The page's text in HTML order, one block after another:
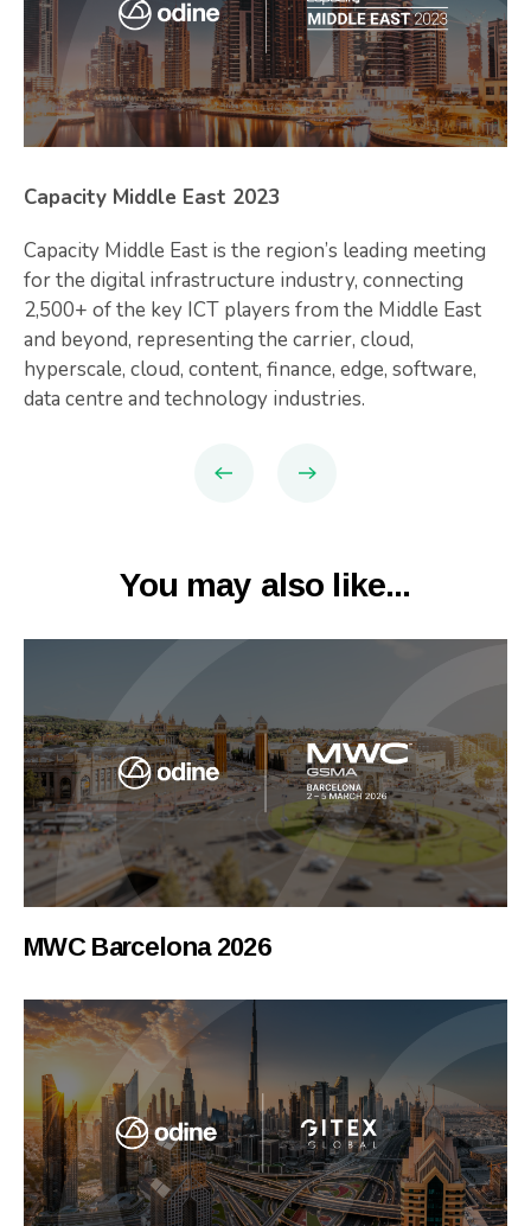
Capacity Middle East 2023
Capacity Middle East is the region’s leading meeting
for the digital infrastructure industry, connecting
2,500+ of the key ICT players from the Middle East
and beyond, representing the carrier, cloud,
hyperscale, cloud, content, finance, edge, software,
data centre and technology industries.
You may also like...
MWC Barcelona 2026